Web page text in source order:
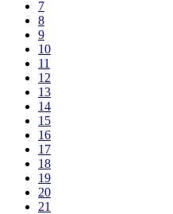
7
8
9
10
11
12
13
14
15
16
17
18
19
20
21